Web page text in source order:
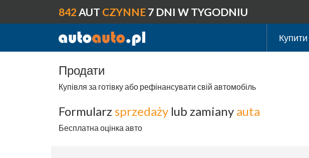
842 AUT CZYNNE 7 DNI W TYGODNIU
Купити
Продати
Купівля за готівку або рефінансувати свій автомобіль
Formularz sprzedaży lub zamiany auta
Бесплатна оцінка авто